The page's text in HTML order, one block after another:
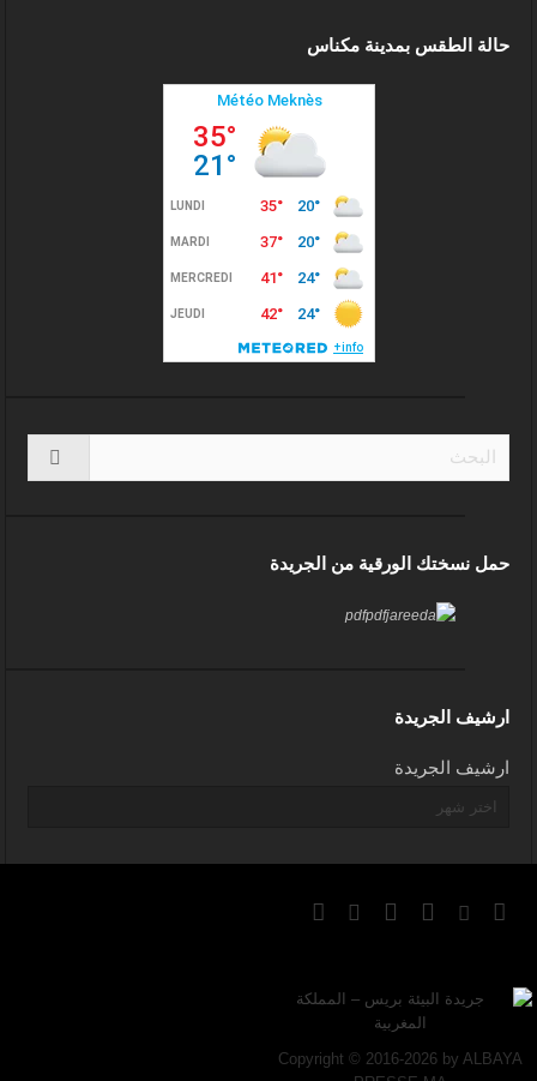
حالة الطقس بمدينة مكناس
حمل نسختك الورقية من الجريدة
ارشيف الجريدة
ارشيف الجريدة
Copyright © 2016-2026 by ALBAYA